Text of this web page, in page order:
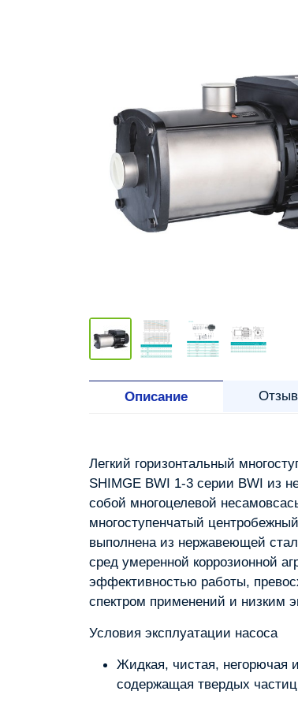
Описание
Легкий горизонтальный
SHIMGE BWI 1-3 серии BWI из
собой многоцелевой
многоступенчатый
выполнена из нержавеющей
сред умеренной коррозионной
эффективностью работы,
спектром применений и низким
Условия эксплуатации насоса
Жидкая, чистая, негорючая
содержащая твердых